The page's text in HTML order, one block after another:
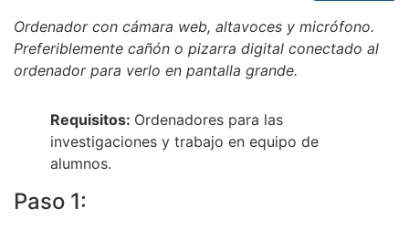
Ordenador con cámara web, altavoces y micrófono.
Preferiblemente cañón o pizarra digital conectado al
ordenador para verlo en pantalla grande.
Requisitos: Ordenadores para las
investigaciones y trabajo en equipo de
alumnos.
Paso 1: